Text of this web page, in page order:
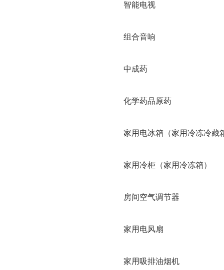
智能电视
组合音响
中成药
化学药品原药
家用电冰箱（家用冷冻冷藏
家用冷柜（家用冷冻箱）
房间空气调节器
家用电风扇
家用吸排油烟机